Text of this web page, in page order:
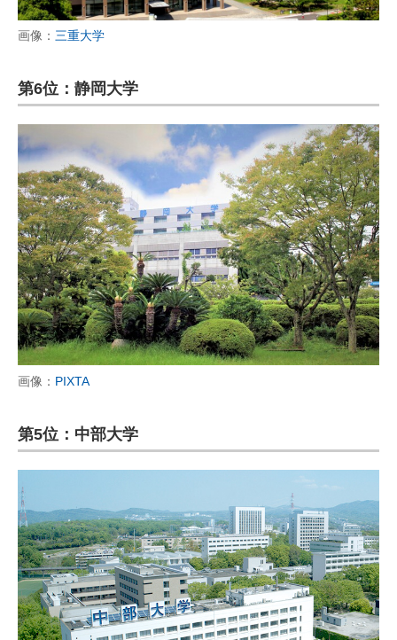
画像： 三重大学
第6位：静岡大学
画像： PIXTA
第5位：中部大学